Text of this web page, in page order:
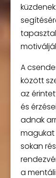
A
között
az
és
adnak
magukat
sokan
a